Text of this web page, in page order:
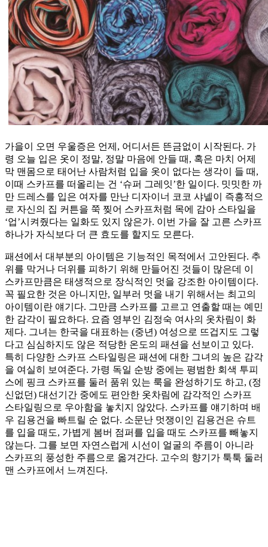
가을이 오면 우울증은 언제, 어디서든 뜬금없이 시작된다. 가
령 오늘 입은 옷이 정말, 정말 마음에 안들 때, 혹은 마치 어제
막 맨몸으로 태어난 사람처럼 입을 옷이 없다는 생각이 들 때,
이때 스카프를 떠올리는 건 ‘슈퍼 그레잇’한 일이다. 밋밋한 까
만 드레스를 입은 여자를 만난 디자이너 코코 샤넬이 즉흥적으
로 자신의 집 커튼을 쭉 찢어 스카프처럼 목에 감아 스타일을
‘업’시켜줬다는 일화도 있지 않은가. 이번 가을 잘 고른 스카프
하나가 자식보다 더 큰 효도를 할지도 모른다.
패션에서 대부분의 아이템은 기능적인 목적에서 고안된다. 추
위를 막거나 더위를 피하기 위해 만들어진 것들이 많은데 이
스카프만큼은 태생적으로 장식적인 멋을 강조한 아이템이다.
꼭 필요한 것은 아니지만, 일부러 멋을 내기 위해서는 최고의
아이템이란 얘기다. 그만큼 스카프를 고르고 연출할 때는 예민
한 감각이 필요하다. 요즘 영부인 김정숙 여사의 옷차림이 화
제다. 그녀는 한국을 대표하는 (중년) 여성으로 뜨겁지도 그렇
다고 심심하지도 않은 적당한 온도의 패션을 선보이고 있다.
특히 다양한 스카프 스타일링은 패션에 대한 그녀의 높은 감각
을 여실히 보여준다. 가령 독일 순방 중에는 평범한 회색 투피
스에 핑크 스카프를 둘러 품위 있는 룩을 완성하기도 하고, (정
신없던) 대선기간 중에도 편안한 옷차림에 감각적인 스카프
스타일링으로 우아함을 놓치지 않았다. 스카프를 얘기하며 배
우 김용건을 빠트릴 순 없다. 소문난 멋쟁이인 김용건은 슈트
를 입을 때도, 가볍게 봄버 점퍼를 입을 때도 스카프를 빼놓지
않는다. 그를 보면 자연스럽게 시선이 얼굴의 주름이 아니라
스카프의 풍성한 주름으로 옮겨간다. 고수의 향기가 툭툭 둘러
맨 스카프에서 느껴진다.